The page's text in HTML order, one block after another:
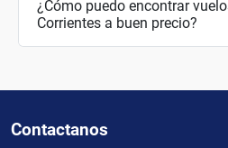
¿Cómo puedo encontrar
Corrientes a buen precio?
Contactanos